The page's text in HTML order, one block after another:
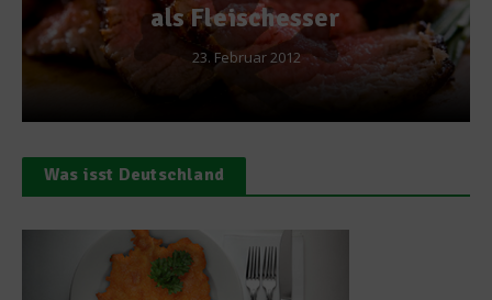
Kochbuch von Tim
14. November 2018
Was isst Deutschland